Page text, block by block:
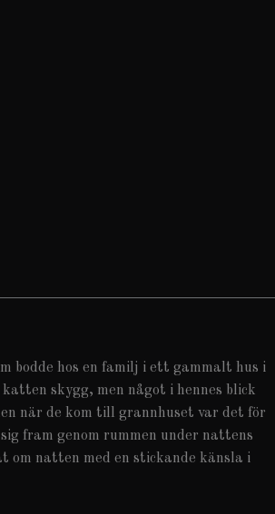
bodde hos en familj i ett gammalt hus i
skygg, men något i hennes blick
när de kom till grannhuset var det för
fram genom rummen under nattens
om natten med en stickande känsla i